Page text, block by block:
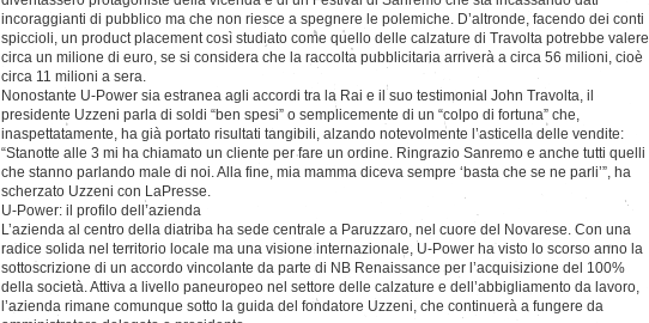
incoraggianti di pubblico ma che non riesce a spegnere le polemiche. D’altronde, facendo dei conti
spiccioli, un product placement così studiato come quello delle calzature di Travolta potrebbe valere
circa un milione di euro, se si considera che la raccolta pubblicitaria arriverà a circa 56 milioni, cioè
circa 11 milioni a sera.
Nonostante U-Power sia estranea agli accordi tra la Rai e il suo testimonial John Travolta, il
presidente Uzzeni parla di soldi “ben spesi” o semplicemente di un “colpo di fortuna” che,
inaspettatamente, ha già portato risultati tangibili, alzando notevolmente l’asticella delle vendite:
“Stanotte alle 3 mi ha chiamato un cliente per fare un ordine. Ringrazio Sanremo e anche tutti quelli
che stanno parlando male di noi. Alla fine, mia mamma diceva sempre ‘basta che se ne parli’”, ha
scherzato Uzzeni con LaPresse.
U-Power: il profilo dell’azienda
L’azienda al centro della diatriba ha sede centrale a Paruzzaro, nel cuore del Novarese. Con una
radice solida nel territorio locale ma una visione internazionale, U-Power ha visto lo scorso anno la
sottoscrizione di un accordo vincolante da parte di NB Renaissance per l’acquisizione del 100%
della società. Attiva a livello paneuropeo nel settore delle calzature e dell’abbigliamento da lavoro,
l’azienda rimane comunque sotto la guida del fondatore Uzzeni, che continuerà a fungere da